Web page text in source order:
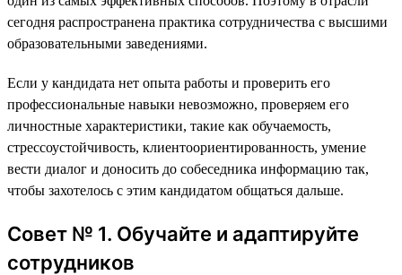
сегодня распространена практика сотрудничества с высшими
образовательными заведениями.
Если у кандидата нет опыта работы и проверить его
профессиональные навыки невозможно, проверяем его
личностные характеристики, такие как обучаемость,
стрессоустойчивость, клиентоориентированность, умение
вести диалог и доносить до собеседника информацию так,
чтобы захотелось с этим кандидатом общаться дальше.
Совет № 1. Обучайте и адаптируйте
сотрудников